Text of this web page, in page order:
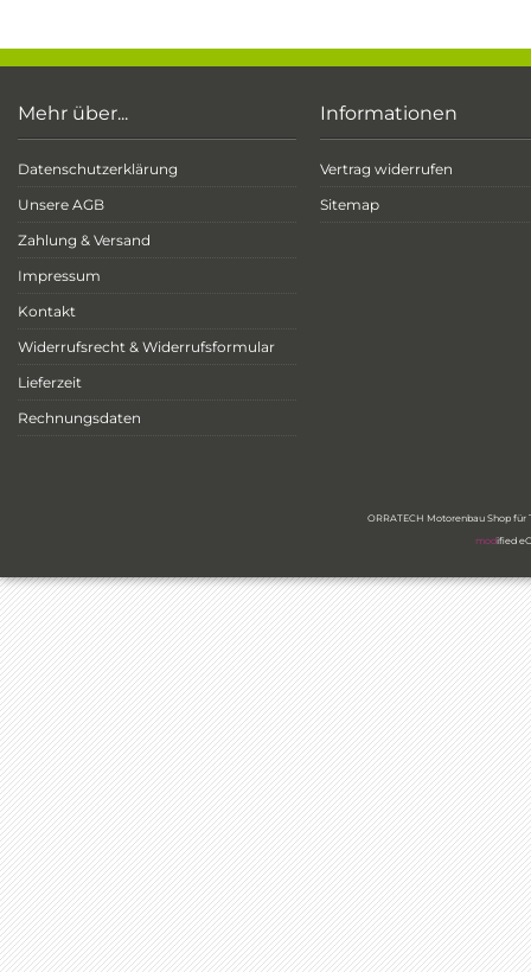
Mehr über...
Datenschutzerklärung
Unsere AGB
Zahlung & Versand
Impressum
Kontakt
Widerrufsrecht & Widerrufsformular
Lieferzeit
Rechnungsdaten
Informationen
Vertrag widerrufen
Sitemap
ORRATECH Motorenbau Shop für
modified